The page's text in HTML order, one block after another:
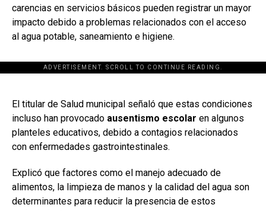
carencias en servicios básicos pueden registrar un mayor
impacto debido a problemas relacionados con el acceso
al agua potable, saneamiento e higiene.
ADVERTISEMENT. SCROLL TO CONTINUE READING.
[adsforwp id="243463"]
El titular de Salud municipal señaló que estas condiciones
incluso han provocado ausentismo escolar en algunos
planteles educativos, debido a contagios relacionados
con enfermedades gastrointestinales.
Explicó que factores como el manejo adecuado de
alimentos, la limpieza de manos y la calidad del agua son
determinantes para reducir la presencia de estos